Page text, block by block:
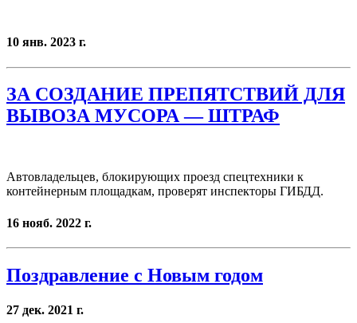
10 янв. 2023 г.
ЗА СОЗДАНИЕ ПРЕПЯТСТВИЙ ДЛЯ
ВЫВОЗА МУСОРА — ШТРАФ
Автовладельцев, блокирующих проезд спецтехники к
контейнерным площадкам, проверят инспекторы ГИБДД.
16 нояб. 2022 г.
Поздравление с Новым годом
27 дек. 2021 г.